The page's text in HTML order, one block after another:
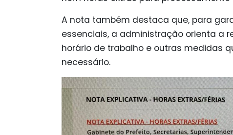
A nota também destaca que, para
essenciais, a administração orienta a
horário de trabalho e outras medidas
necessário.